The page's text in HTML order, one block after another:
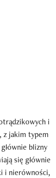
i
z jakim typem
blizny
się głównie
i nierówności,